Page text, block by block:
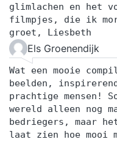
glimlachen en het
filmpjes, die ik
groet, Liesbeth
Els Groenendijk
Wat een mooie
beelden,
prachtige mensen!
wereld alleen nog
bedriegers, maar
laat zien hoe mooi